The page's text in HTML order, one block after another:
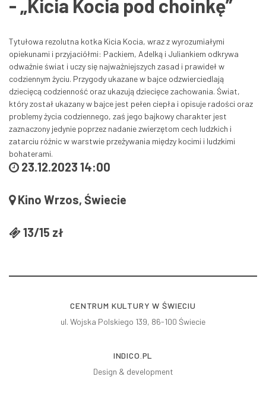
- „Kicia Kocia pod choinkę”
Tytułowa rezolutna kotka Kicia Kocia, wraz z wyrozumiałymi
opiekunami i przyjaciółmi: Packiem, Adelką i Juliankiem odkrywa
odważnie świat i uczy się najważniejszych zasad i prawideł w
codziennym życiu. Przygody ukazane w bajce odzwierciedlają
dziecięcą codzienność oraz ukazują dziecięce zachowania. Świat,
który został ukazany w bajce jest pełen ciepła i opisuje radości oraz
problemy życia codziennego, zaś jego bajkowy charakter jest
zaznaczony jedynie poprzez nadanie zwierzętom cech ludzkich i
zatarciu różnic w warstwie przeżywania między kocimi i ludzkimi
bohaterami.
23.12.2023 14:00
Kino Wrzos, Świecie
13/15 zł
CENTRUM KULTURY W ŚWIECIU
ul. Wojska Polskiego 139, 86-100 Świecie
INDICO.PL
Design & development